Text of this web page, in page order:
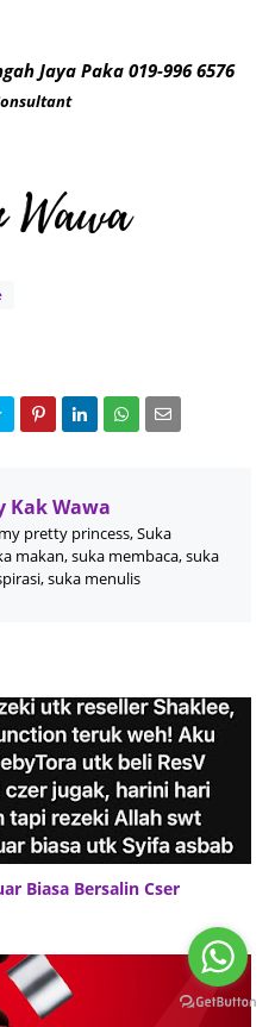
Jaya Paka 019-996 6576
Kak Wawa
pretty princess, Suka
makan, suka membaca, suka
suka menulis
Biasa Bersalin Cser